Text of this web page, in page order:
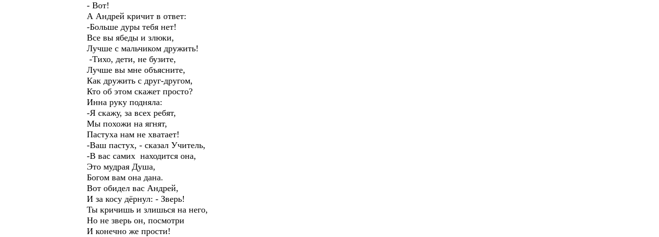
- Вот!
А Андрей кричит в ответ:
-Больше дуры тебя нет!
Все вы ябеды и злюки,
Лучше с мальчиком дружить!
-Тихо, дети, не бузите,
Лучше вы мне объясните,
Как дружить с друг-другом,
Кто об этом скажет просто?
Инна руку подняла:
-Я скажу, за всех ребят,
Мы похожи на ягнят,
Пастуха нам не хватает!
-Ваш пастух, - сказал Учитель,
-В вас самих находится она,
Это мудрая Душа,
Богом вам она дана.
Вот обидел вас Андрей,
И за косу дёрнул: - Зверь!
Ты кричишь и злишься на него,
Но не зверь он, посмотри
И конечно же прости!